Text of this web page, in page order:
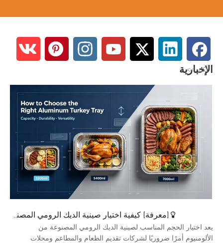
الإخبارية
أكثر >>
[معرفة] كيفية اختيار صينية الديك الرومي المصنوعة من الألومنيوم المناسبة: دليل الحجم الكامل
يعد اختيار الحجم المناسب لصينية الديك الرومي المصنوعة من
الألومنيوم أمرًا ضروريًا لشركات تقديم الطعام والمطاعم ومحلات